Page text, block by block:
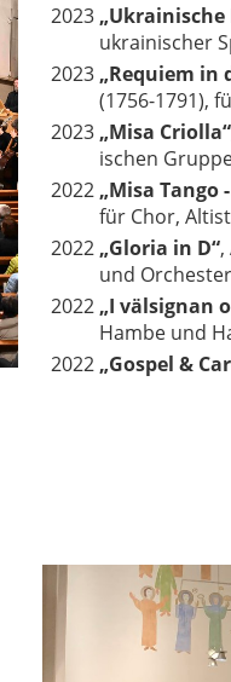
2023 „Ukrainische
ukrainischer
2023 „Requiem in
(1756-1791),
2023 „Misa Criolla“
ischen
2022 „Misa Tango
für Chor,
2022 „Gloria in D“,
und Orchester
2022 „I välsignan
Hambe und
2022 „Gospel &